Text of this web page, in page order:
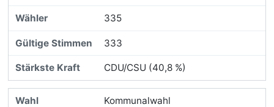
335
333
CDU/CSU (40,8 %)
Kommunalwahl